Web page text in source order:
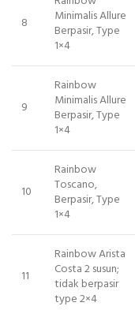
8
Minimalis Allure
Berpasir, Type
1×4
9
Rainbow
Minimalis Allure
Berpasir, Type
1×4
10
Rainbow
Toscano,
Berpasir, Type
1×4
11
Rainbow Arista
Costa 2 susun;
tidak berpasir
type 2×4